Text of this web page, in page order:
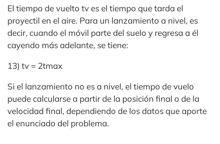
El tiempo de vuelto tv es el tiempo que tarda el
proyectil en el aire. Para un lanzamiento a nivel, es
decir, cuando el móvil parte del suelo y regresa a él
cayendo más adelante, se tiene:
13) tv = 2tmax
Si el lanzamiento no es a nivel, el tiempo de vuelo
puede calcularse a partir de la posición final o de la
velocidad final, dependiendo de los datos que aporte
el enunciado del problema.